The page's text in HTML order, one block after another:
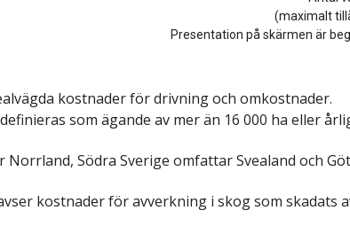
(maximalt
Presentation på skärmen är
kostnader för drivning och omkostnader.
som ägande av mer än 16 000 ha eller
Södra Sverige omfattar Svealand och
kostnader för avverkning i skog som skadats